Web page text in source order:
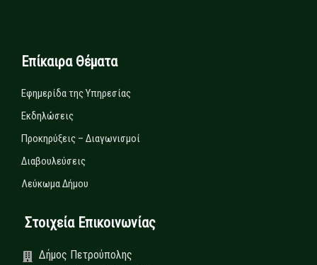
Επίκαιρα Θέματα
Εφημερίδα της Υπηρεσίας
Εκδηλώσεις
Προκηρύξεις – Διαγωνισμοί
Διαβουλεύσεις
Λεύκωμα Δήμου
Στοιχεία Επικοινωνίας
Δήμος Πετρούπολης